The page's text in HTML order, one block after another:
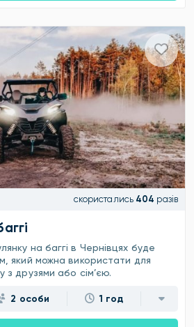
скористались 404 разів
на баггі в Чернівцях буде
який можна використати для
з друзями або сім’єю.
2 особи 1 год